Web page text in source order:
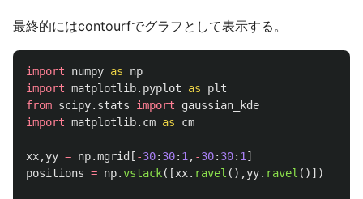
最終的にはcontourfでグラフとして表示する。
import numpy as
np
import matplotlib.pyplot as
plt
from scipy.stats import
gaussian_kde
import matplotlib.cm as cm
xx,yy = np.mgrid [ -30: 30: 1 , -30: 30: 1 ]
positions = np.vstack([xx. ravel (),yy. ravel ()])